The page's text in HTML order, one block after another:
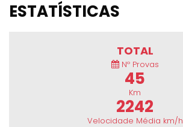
ESTATÍSTICAS
TOTAL
Nº Provas
45
Km
2242
Velocidade Média km/h